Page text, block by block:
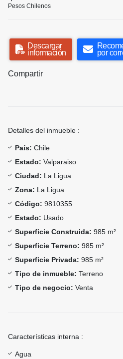
Pesos Chilenos
Descargar
información
por
Compartir
Detalles del inmueble :
País: Chile
Estado: Valparaiso
Ciudad: La Ligua
Zona: La Ligua
Código: 9810355
Estado: Usado
Superficie Construida: 985 m²
Superficie Terreno: 985 m²
Superficie Privada: 985 m²
Tipo de inmueble: Terreno
Tipo de negocio: Venta
Características interna :
Agua